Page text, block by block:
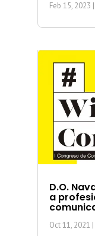
Feb 15, 2023
D.O.
a
Oct 11, 2021